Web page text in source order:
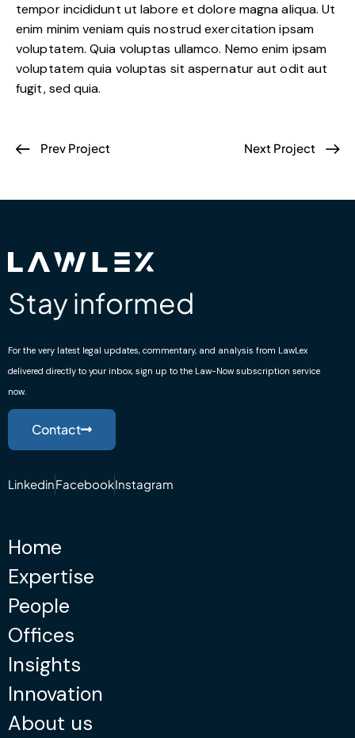
tempor incididunt ut labore et dolore magna aliqua. Ut
enim minim veniam quis nostrud exercitation ipsam
voluptatem. Quia voluptas ullamco. Nemo enim ipsam
voluptatem quia voluptas sit aspernatur aut odit aut
fugit, sed quia.
Prev Project Next Project
Stay informed
For the very latest legal updates, commentary, and analysis from LawLex
delivered directly to your inbox, sign up to the Law-Now subscription service
now.
Contact
LinkedinFacebookInstagram
Home
Expertise
People
Offices
Insights
Innovation
About us